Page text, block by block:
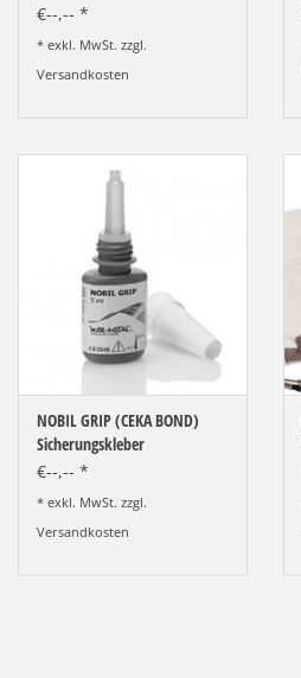
€--,-- *
* exkl. MwSt. zzgl.
Versandkosten
NOBIL GRIP (CEKA BOND)
Sicherungskleber
€--,-- *
* exkl. MwSt. zzgl.
Versandkosten